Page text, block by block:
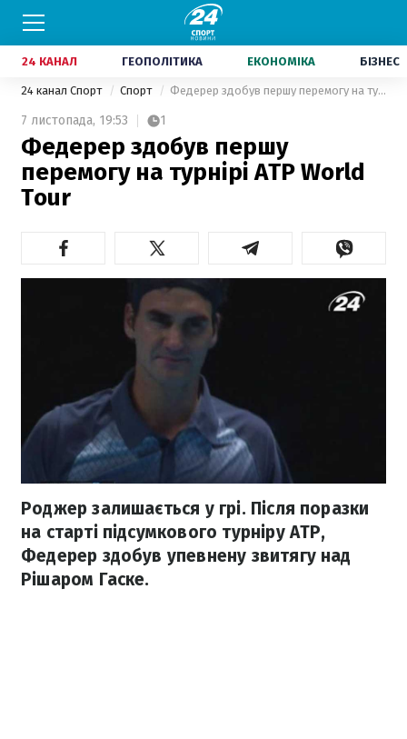
24 КАНАЛ ГЕОПОЛІТИКА ЕКОНОМІКА БІЗНЕС
24 канал Спорт Спорт Федерер здобув першу перемогу на турнірі ATP World Tour
7 листопада, 19:53 1
Федерер здобув першу
перемогу на турнірі ATP World
Tour
Роджер залишається у грі. Після поразки
на старті підсумкового турніру АТР,
Федерер здобув упевнену звитягу над
Рішаром Гаске.